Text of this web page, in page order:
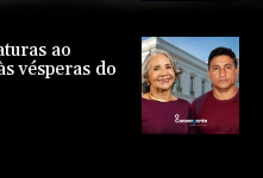
ao
vésperas do